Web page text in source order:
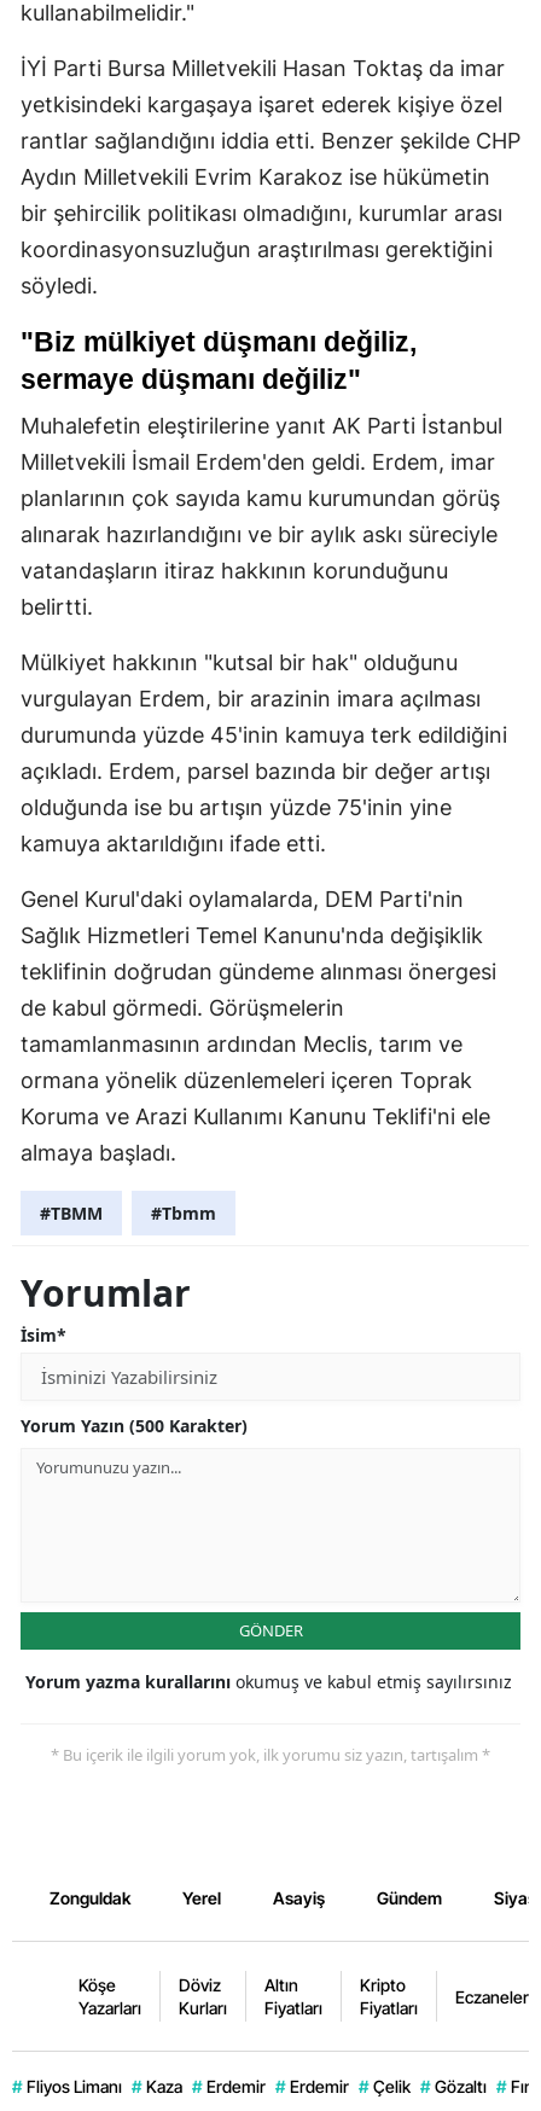
kullanabilmelidir."
İYİ Parti Bursa Milletvekili Hasan Toktaş da imar
yetkisindeki kargaşaya işaret ederek kişiye özel
rantlar sağlandığını iddia etti. Benzer şekilde CHP
Aydın Milletvekili Evrim Karakoz ise hükümetin
bir şehircilik politikası olmadığını, kurumlar arası
koordinasyonsuzluğun araştırılması gerektiğini
söyledi.
"Biz mülkiyet düşmanı değiliz,
sermaye düşmanı değiliz"
Muhalefetin eleştirilerine yanıt AK Parti İstanbul
Milletvekili İsmail Erdem'den geldi. Erdem, imar
planlarının çok sayıda kamu kurumundan görüş
alınarak hazırlandığını ve bir aylık askı süreciyle
vatandaşların itiraz hakkının korunduğunu
belirtti.
Mülkiyet hakkının "kutsal bir hak" olduğunu
vurgulayan Erdem, bir arazinin imara açılması
durumunda yüzde 45'inin kamuya terk edildiğini
açıkladı. Erdem, parsel bazında bir değer artışı
olduğunda ise bu artışın yüzde 75'inin yine
kamuya aktarıldığını ifade etti.
Genel Kurul'daki oylamalarda, DEM Parti'nin
Sağlık Hizmetleri Temel Kanunu'nda değişiklik
teklifinin doğrudan gündeme alınması önergesi
de kabul görmedi. Görüşmelerin
tamamlanmasının ardından Meclis, tarım ve
ormana yönelik düzenlemeleri içeren Toprak
Koruma ve Arazi Kullanımı Kanunu Teklifi'ni ele
almaya başladı.
#TBMM #Tbmm
Yorumlar
İsim*
Yorum Yazın (500 Karakter)
GÖNDER
Yorum yazma kurallarını okumuş ve kabul etmiş sayılırsınız
* Bu içerik ile ilgili yorum yok, ilk yorumu siz yazın, tartışalım *
Zonguldak Yerel Asayiş Gündem
Köşe
Yazarları
Döviz
Kurları
Altın
Fiyatları
Kripto
Fiyatları
Eczaneler
# Fliyos Limanı # Kaza # Erdemir # Erdemir # Çelik # Gözaltı #